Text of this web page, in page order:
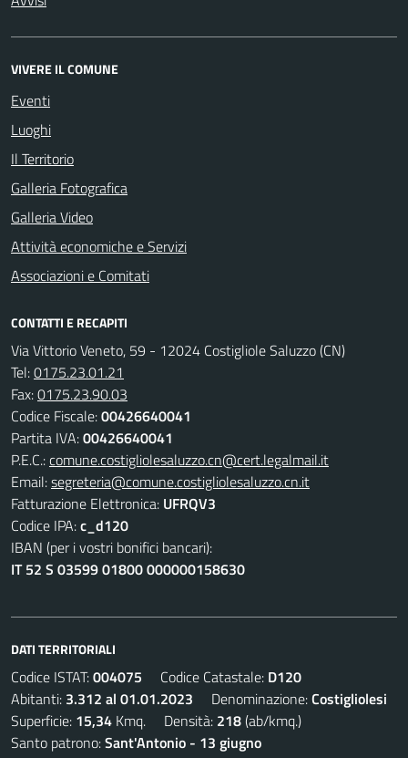
VIVERE IL COMUNE
Eventi
Luoghi
Il Territorio
Galleria Fotografica
Galleria Video
Attività economiche e Servizi
Associazioni e Comitati
CONTATTI E RECAPITI
Via Vittorio Veneto, 59 - 12024 Costigliole Saluzzo (CN)
Tel:0175.23.01.21
Fax:0175.23.90.03
Codice Fiscale:00426640041
Partita IVA:00426640041
P.E.C.:comune.costigliolesaluzzo.cn@cert.legalmail.it
Email:segreteria@comune.costigliolesaluzzo.cn.it
Fatturazione Elettronica: UFRQV3
Codice IPA:c_d120
IBAN (per i vostri bonifici bancari):
IT 52 S 03599 01800 000000158630
DATI TERRITORIALI
Codice ISTAT:004075 Codice Catastale: D120
Abitanti: 3.312 al 01.01.2023 Denominazione:Costigliolesi
Superficie: 15,34 Kmq. Densità: 218(ab/kmq.)
Santo patrono:Sant'Antonio - 13 giugno